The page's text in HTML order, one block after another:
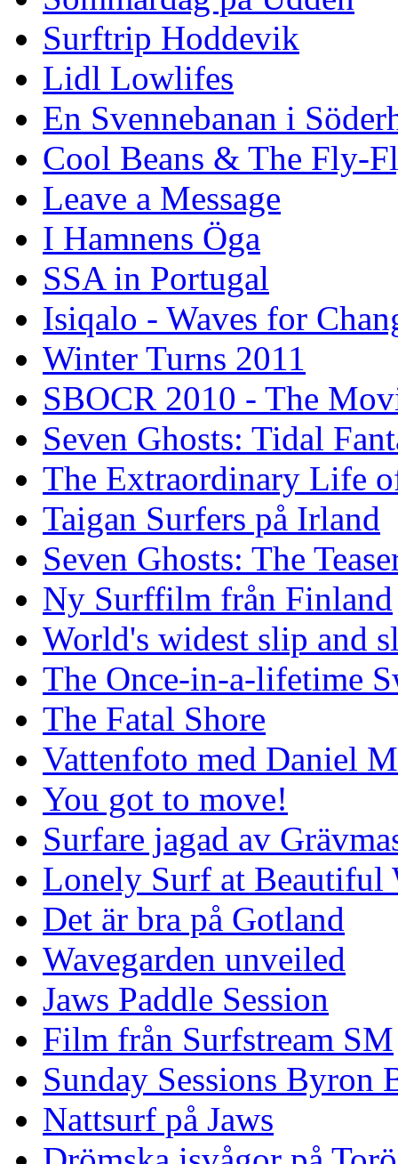
Surftrip Hoddevik
Lidl Lowlifes
En Svennebanan i
Cool Beans & The Fly-
Leave a Message
I Hamnens Öga
SSA in Portugal
Isiqalo - Waves for
Winter Turns 2011
SBOCR 2010 - The
Seven Ghosts: Tidal
The Extraordinary Life
Taigan Surfers på Irland
Seven Ghosts: The
Ny Surffilm från Finland
World's widest slip and
The Once-in-a-lifetime
The Fatal Shore
Vattenfoto med Daniel
You got to move!
Surfare jagad av
Lonely Surf at Beautiful
Det är bra på Gotland
Wavegarden unveiled
Jaws Paddle Session
Film från Surfstream SM
Sunday Sessions Byron
Nattsurf på Jaws